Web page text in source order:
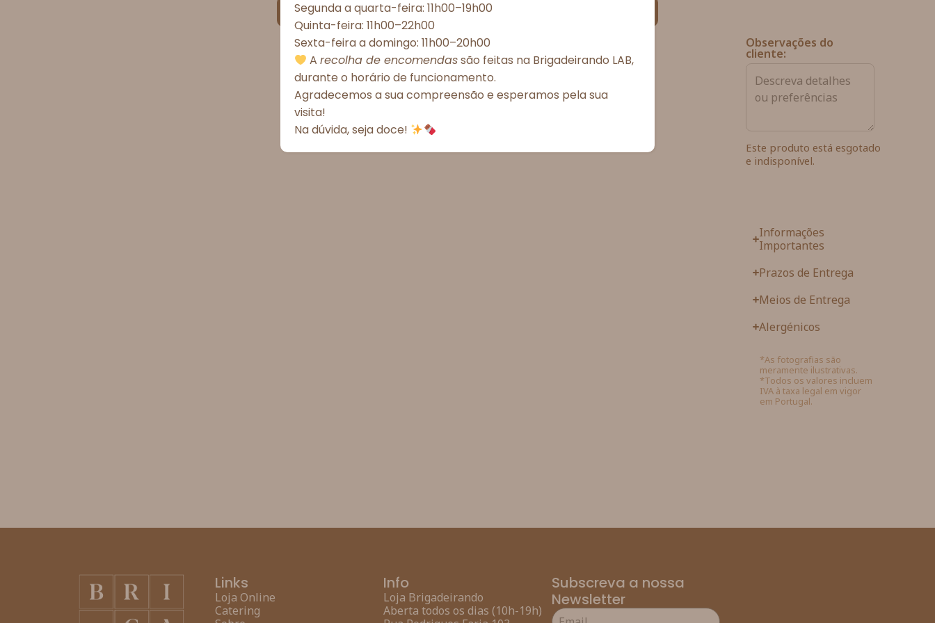
Aceitar todos Recusar todos
Política de CookiesPolítica de Privacidade – Brigadeirando Observações do
cliente:
Este produto está esgotado
e indisponível.
Informações
Importantes
Prazos de Entrega
Meios de Entrega
Alergénicos
*As fotografias são
meramente ilustrativas.
*Todos os valores incluem
IVA à taxa legal em vigor
em Portugal.
Subscreva a nossa
Newsletter
Links
Loja Online
Catering
Info
Loja Brigadeirando
Aberta todos os dias (10h-19h)
Segunda a quarta-feira: 11h00–19h00
Quinta-feira: 11h00–22h00
Sexta-feira a domingo: 11h00–20h00
Arecolha de encomendassão feitas na Brigadeirando LAB,
durante o horário de funcionamento.
Agradecemos a sua compreensão e esperamos pela sua
visita!
Na dúvida, seja doce!